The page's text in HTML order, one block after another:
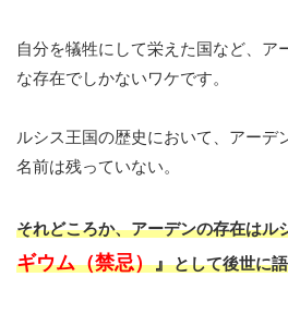
自分を犠牲にして栄えた国など、ア
な存在でしかないワケです。
ルシス王国の歴史において、アーデ
名前は残っていない。
それどころか、アーデンの存在はル
ギウム（禁忌）』として後世に